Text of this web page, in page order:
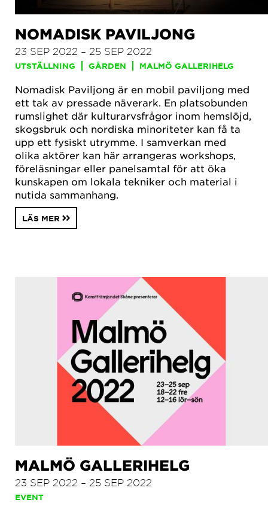
NOMADISK PAVILJONG
23 SEP 2022 – 25 SEP 2022
UTSTÄLLNING GÅRDEN MALMÖ GALLERIHELG
Nomadisk Paviljong är en mobil paviljong med
ett tak av pressade näverark. En platsobunden
rumslighet där kulturarvsfrågor inom hemslöjd,
skogsbruk och nordiska minoriteter kan få ta
upp ett fysiskt utrymme. I samverkan med
olika aktörer kan här arrangeras workshops,
föreläsningar eller panelsamtal för att öka
kunskapen om lokala tekniker och material i
nutida sammanhang.
LÄS MER
MALMÖ GALLERIHELG
23 SEP 2022 – 25 SEP 2022
EVENT